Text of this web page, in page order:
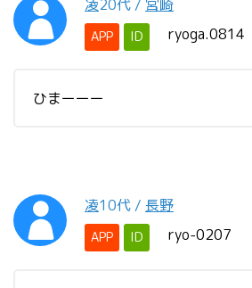
凌20代 / 宮崎
APP ID ryoga.0814
ひまーーー
凌10代 / 長野
APP ID ryo-0207